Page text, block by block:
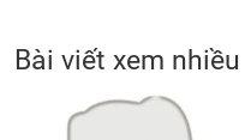
Bài viết xem nhiều